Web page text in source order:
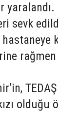
sevk
olduğu